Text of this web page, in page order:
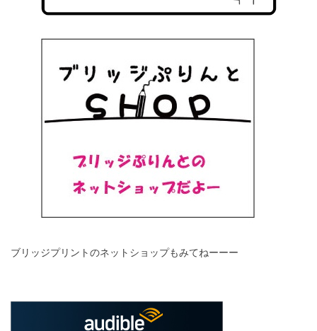
ブリッジプリントのネットショップもみてねーーー